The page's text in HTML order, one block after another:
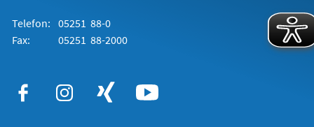
Telefon: 05251 88-0
Fax:
05251 88-2000